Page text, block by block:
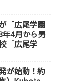
「広尾学園
年4月から男
「広尾学
が始動！約